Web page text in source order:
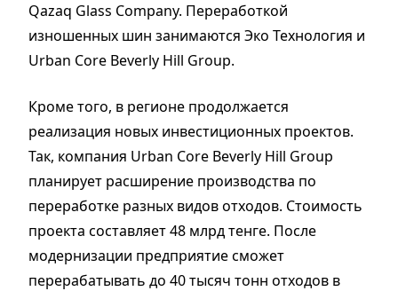
Qazaq Glass Company. Переработкой
изношенных шин занимаются Эко Технология и
Urban Core Beverly Hill Group.
Кроме того, в регионе продолжается
реализация новых инвестиционных проектов.
Так, компания Urban Core Beverly Hill Group
планирует расширение производства по
переработке разных видов отходов. Стоимость
проекта составляет 48 млрд тенге. После
модернизации предприятие сможет
перерабатывать до 40 тысяч тонн отходов в